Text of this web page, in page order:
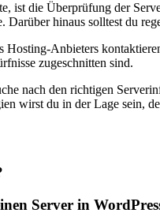
ist die Überprüfung der
Darüber hinaus solltest du
Anbieters
zugeschnitten sind.
nach den richtigen
wirst du in der Lage sein,
Server in